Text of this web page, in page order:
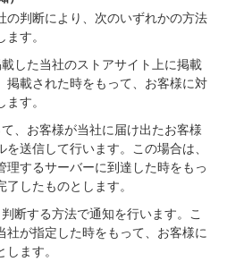
の判断により、次のいずれかの方法
す。
した当社のストアサイト上に掲載
掲載された時をもって、お客様に対
す。
、お客様が当社に届け出たお客様
送信して行います。この場合は、
理するサーバーに到達した時をもっ
したものとします。
断する方法で通知を行います。こ
社が指定した時をもって、お客様に
ます。